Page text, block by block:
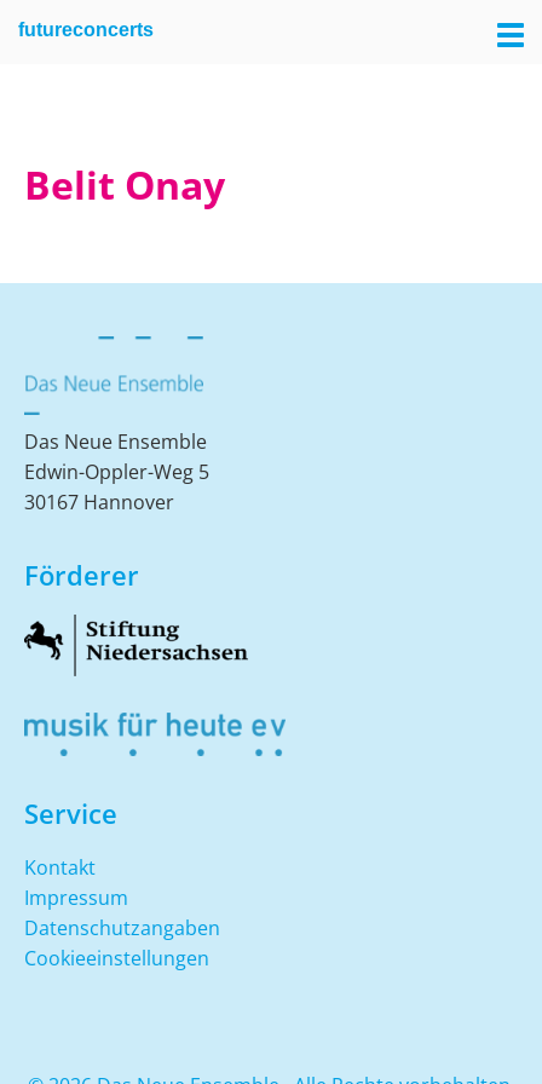
Skip
Skip
futureconcerts
Belit Onay
Das Neue Ensemble
Edwin-Oppler-Weg 5
30167 Hannover
Förderer
Service
Kontakt
Impressum
Datenschutzangaben
Cookieeinstellungen